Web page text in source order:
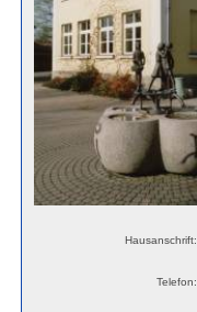
Hausanschrift:
Telefon: